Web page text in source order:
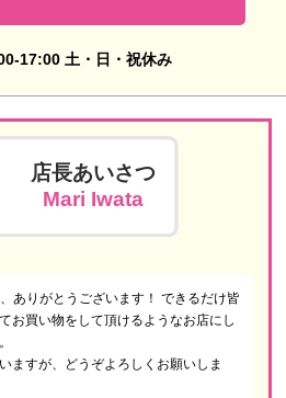
17:00 土・日・祝休み
店長あいさつ
Mari Iwata
ありがとうございます！ できるだけ皆
お買い物をして頂けるようなお店にし
ますが、どうぞよろしくお願いしま